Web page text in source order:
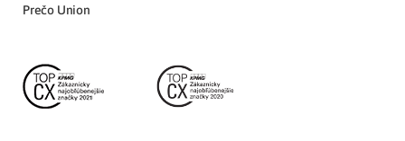
Prečo Union